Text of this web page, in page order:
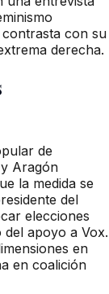
con su
derecha.
de
Aragón
la medida se
del
elecciones
apoyo a Vox.
en
en coalición